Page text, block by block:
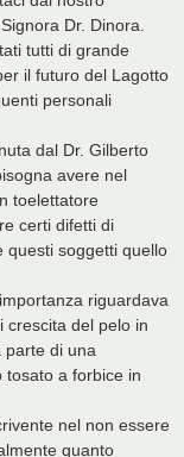
Dr. Dinora.
tutti di grande
il futuro del Lagotto
personali
dal Dr. Gilberto
avere nel
toelettatore
certi difetti di
questi soggetti quello
riguardava
crescita del pelo in
parte di una
tosato a forbice in
nel non essere
quanto